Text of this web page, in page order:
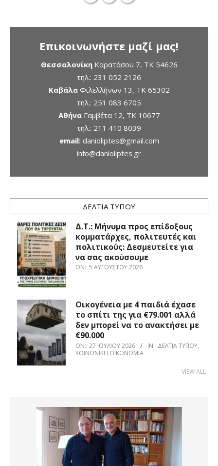
Επικοινωνήστε μαζί μας!
ΘεσσαλονίκηΚαρατάσου 7, TK 54626
τηλ.: 231 052 2126
ΚαβάλαΦιλελλήνων 13, ΤΚ 65302
τηλ.: 251 083 6705
ΑθήναΓαμβέτα 12, ΤΚ 10677
τηλ.: 211 410 8039
email: danioliptes@gmail.com
info@danioliptes.gr
ΔΕΛΤΊΑ ΤΎΠΟΥ
Δ.Τ.: Μήνυμα προς επίδοξους
κομματάρχες, πολιτευτές και
πολιτικούς: Δεσμευτείτε για
να σας ακούσουμε
ON: 5 ΑΥΓΟΎΣΤΟΥ 2026
Οικογένεια με 4 παιδιά έχασε
το σπίτι της για €79.001 αλλά
δεν μπορεί να το ανακτήσει με
€90.000
ON: 27 ΙΟΥΛΊΟΥ 2026 IN: ΔΕΛΤΊΑ ΤΎΠΟΥ,
ΚΟΙΝΩΝΙΚΉ ΟΙΚΟΝΟΜΊΑ
VIEW ALL